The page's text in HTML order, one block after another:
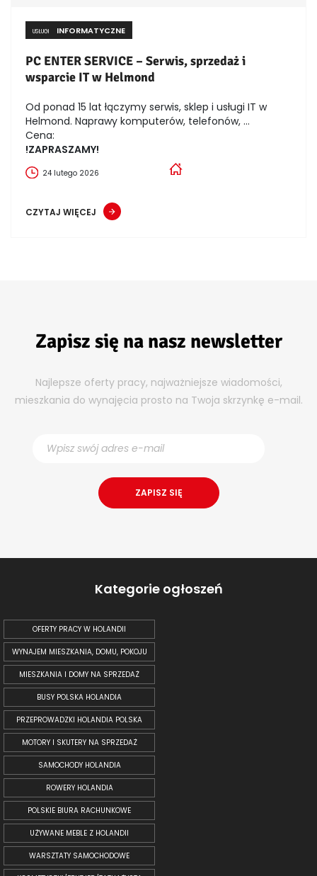
USŁUGI INFORMATYCZNE
PC ENTER SERVICE – Serwis, sprzedaż i
wsparcie IT w Helmond
Od ponad 15 lat łączymy serwis, sklep i usługi IT w
Helmond. Naprawy komputerów, telefonów, ...
Cena:
!ZAPRASZAMY!
24 lutego 2026
CZYTAJ WIĘCEJ
Zapisz się na nasz newsletter
Najlepsze oferty pracy, najważniejsze wiadomości,
mieszkania do wynajęcia prosto na Twoja skrzynkę e-mail.
Kategorie ogłoszeń
OFERTY PRACY W HOLANDII
WYNAJEM MIESZKANIA, DOMU, POKOJU
MIESZKANIA I DOMY NA SPRZEDAŻ
BUSY POLSKA HOLANDIA
PRZEPROWADZKI HOLANDIA POLSKA
MOTORY I SKUTERY NA SPRZEDAŻ
SAMOCHODY HOLANDIA
ROWERY HOLANDIA
POLSKIE BIURA RACHUNKOWE
UŻYWANE MEBLE Z HOLANDII
WARSZTATY SAMOCHODOWE